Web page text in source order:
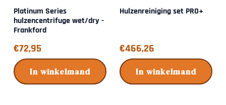
Platinum Series
hulzencentrifuge wet/dry -
Frankford
Prijs: 72,95
€72,95
In winkelmand
Hulzenreiniging set PRO+
Prijs: 466,26
€466,26
In winkelmand